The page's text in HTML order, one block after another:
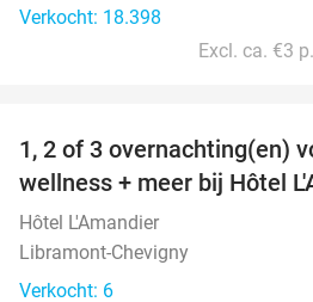
Verkocht: 18.398
Excl. ca. €3
TODAY
1, 2 of 3 overnachting(en)
wellness + meer bij Hôtel
Hôtel L'Amandier
Libramont-Chevigny
Verkocht: 6